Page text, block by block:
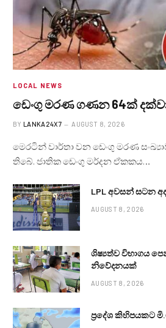
LOCAL NEWS
ඩෙංගු මරණ ගණන 64ක්
BY LANKA24X7 AUGUST 8, 2026
මෙරටින් වාර්තා වන ඩෙංගු මරණ
තිබේ. ජාතික ඩෙංගු මර්දන ඒකකය…
LPL අවසන් සටන අද
AUGUST 8, 2026
ශිෂ්‍යත්ව විභාගය
නිවේදනයක්
AUGUST 8, 2026
ප්‍රදේශ කිහිපයකට